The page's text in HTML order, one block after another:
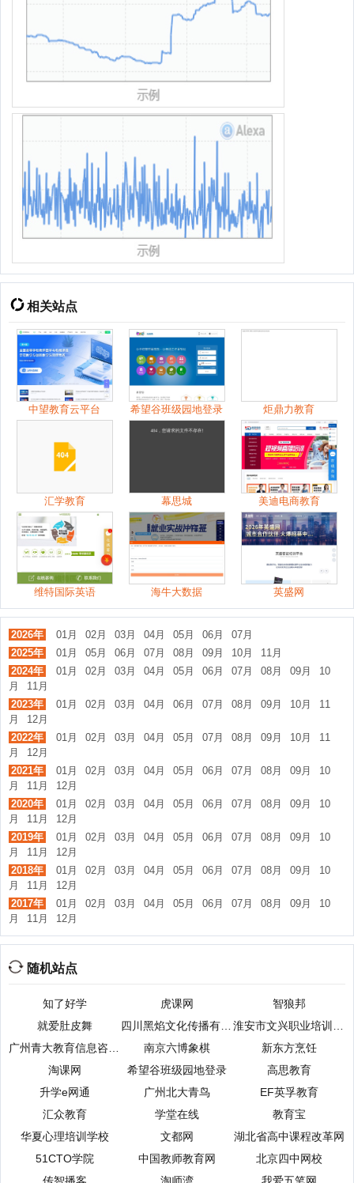
相关站点
中望教育云平台 希望谷班级园地登录 炬鼎力教育
汇学教育 幕思城 美迪电商教育
维特国际英语 海牛大数据 英盛网
2026年 01月 02月 03月 04月 05月 06月
07月
2025年
01月 05月 06月 07月 08月 09月 10月
11月
2024年
01月 02月 03月 04月 05月 06月 07月 08月 09月
10
月
11月
2023年
01月 02月 03月 04月 06月 07月 08月 09月 10月
11
月
12月
2022年
01月 02月 03月 04月 05月 07月 08月 09月 10月
11
月
12月
2021年
01月 02月 03月 04月 05月 06月 07月 08月 09月
10
月
11月
12月
2020年
01月 02月 03月 04月 05月 06月 07月 08月 09月
10
月
11月
12月
2019年
01月 02月 03月 04月 05月 06月 07月 08月 09月
10
月
11月
12月
2018年
01月 02月 03月 04月 05月 06月 07月 08月 09月
10
月
11月
12月
2017年
01月 02月 03月 04月 05月 06月 07月 08月 09月
10
月
11月 12月
随机站点
知了好学 虎课网
智狼邦
就爱肚皮舞
四川黑焰文化传播有限公司
南京六博象棋
新东方烹饪
淘课网
希望谷班级园地登录
高思教育
升学e网通
广州北大青鸟
EF英孚教育
汇众教育
学堂在线
教育宝
华夏心理培训学校
文都网
湖北省高中课程改革网
51CTO学院
中国教师教育网
北京四中网校